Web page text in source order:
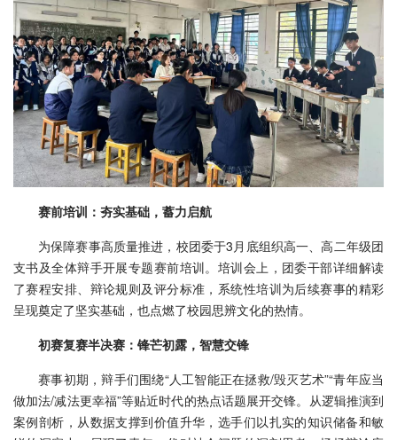
赛前培训：夯实基础，蓄力启航
为保障赛事高质量推进，校团委于3月底组织高一、高二年级团
支书及全体辩手开展专题赛前培训。培训会上，团委干部详细解读
了赛程安排、辩论规则及评分标准，系统性培训为后续赛事的精彩
呈现奠定了坚实基础，也点燃了校园思辨文化的热情。
初赛复赛半决赛：锋芒初露，智慧交锋
赛事初期，辩手们围绕“人工智能正在拯救/毁灭艺术”“青年应当
做加法/减法更幸福”等贴近时代的热点话题展开交锋。从逻辑推演到
案例剖析，从数据支撑到价值升华，选手们以扎实的知识储备和敏